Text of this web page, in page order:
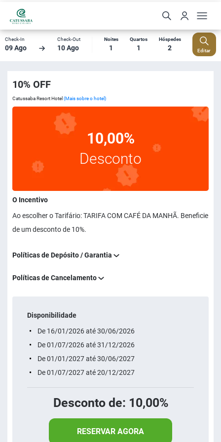
Check-In
09 Ago
Check-Out
10 Ago
Noites
1
Quartos
1
Hóspedes
2 Editar
10% OFF
Catussaba Resort Hotel (Mais sobre o hotel)
10,00%
Desconto
O Incentivo
Ao escolher o Tarifário: TARIFA COM CAFÉ DA MANHÃ. Beneficie
de um desconto de 10%.
Políticas de Depósito / Garantia
Políticas de Cancelamento
Disponibilidade
De 16/01/2026 até 30/06/2026
De 01/07/2026 até 31/12/2026
De 01/01/2027 até 30/06/2027
De 01/07/2027 até 20/12/2027
Desconto de: 10,00%
RESERVAR AGORA